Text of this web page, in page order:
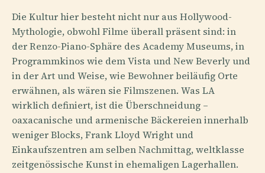
Die Kultur hier besteht nicht nur aus Hollywood-
Mythologie, obwohl Filme überall präsent sind: in
der Renzo-Piano-Sphäre des Academy Museums, in
Programmkinos wie dem Vista und New Beverly und
in der Art und Weise, wie Bewohner beiläufig Orte
erwähnen, als wären sie Filmszenen. Was LA
wirklich definiert, ist die Überschneidung –
oaxacanische und armenische Bäckereien innerhalb
weniger Blocks, Frank Lloyd Wright und
Einkaufszentren am selben Nachmittag, weltklasse
zeitgenössische Kunst in ehemaligen Lagerhallen.